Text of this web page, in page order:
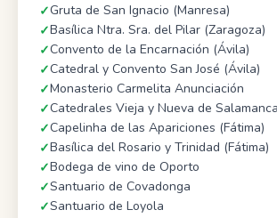
Gruta de San Ignacio (Manresa)
Basílica Ntra. Sra. del Pilar (Zaragoza)
Convento de la Encarnación (Ávila)
Catedral y Convento San José (Ávila)
Monasterio Carmelita Anunciación
Catedrales Vieja y Nueva de Salamanca
Capelinha de las Apariciones (Fátima)
Basílica del Rosario y Trinidad (Fátima)
Bodega de vino de Oporto
Santuario de Covadonga
Santuario de Loyola